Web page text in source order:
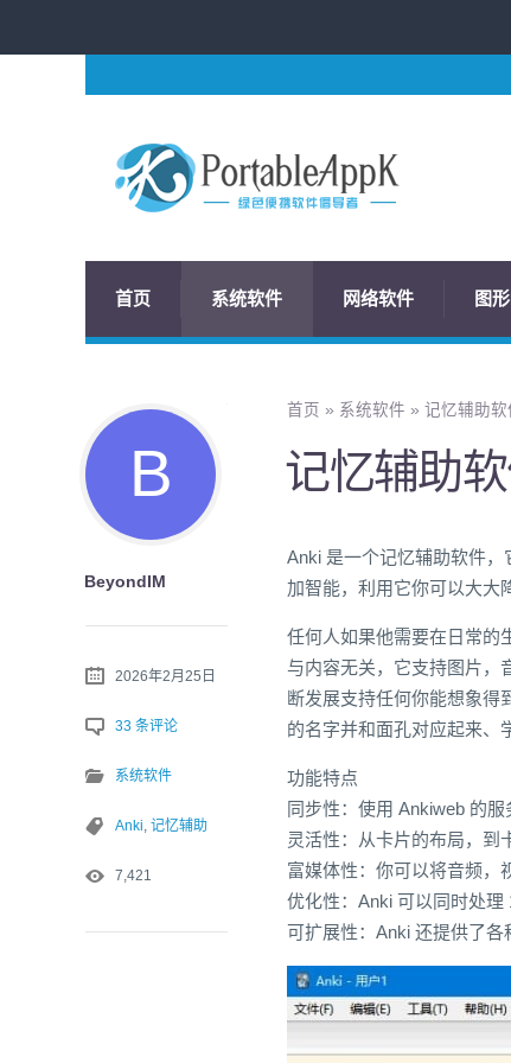
首页 系统软件 网络软件 图
首页 » 系统软件 » 记忆辅助
记忆辅助
Anki 是一个记忆辅助软件
加智能，利用它你可以大大
任何人如果他需要在日常的
与内容无关，它支持图片，
断发展支持任何你能想象得
的名字并和面孔对应起来、
功能特点
同步性：使用 Ankiweb 的
灵活性：从卡片的布局，到
富媒体性：你可以将音频，
优化性：Anki 可以同时处理
可扩展性：Anki 还提供了各
BeyondIM
2026年2月25日
33 条评论
系统软件
Anki 记忆辅助
7,421